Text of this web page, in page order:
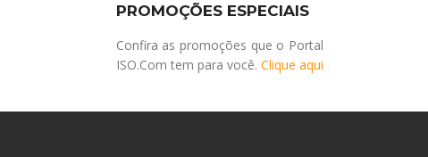
PROMOÇÕES ESPECIAIS
Confira as promoções que o Portal
ISO.Com tem para você. Clique aqui